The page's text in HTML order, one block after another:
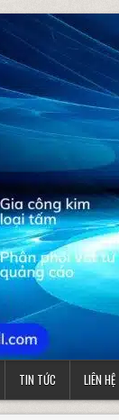
TIN TỨC LIÊN HỆ